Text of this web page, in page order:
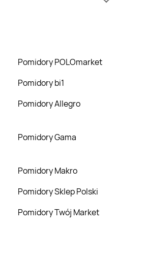
Pomidory POLOmarket
Pomidory bi1
Pomidory Allegro
Pomidory Gama
Pomidory Makro
Pomidory Sklep Polski
Pomidory Twój Market